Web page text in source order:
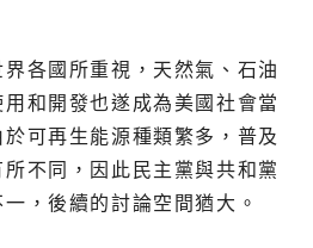
各國所重視，天然氣、石油
和開發也遂成為美國社會當
可再生能源種類繁多，普及
不同，因此民主黨與共和黨
，後續的討論空間猶大。